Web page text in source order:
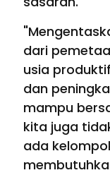
dari
usia
dan
mampu
kita juga
ada